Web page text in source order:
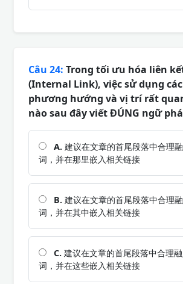
Câu 24: Trong tối ưu hóa liên
(Internal Link), việc sử dụng
phương hướng và vị trí rất
nào sau đây viết ĐÚNG ngữ
A. 建议在文章的首尾段落中合理
词，并在那里嵌入相关链接
B. 建议在文章的首尾段落中合理
词，并在其中嵌入相关链接
C. 建议在文章的首尾段落中合理
词，并在这些嵌入相关链接